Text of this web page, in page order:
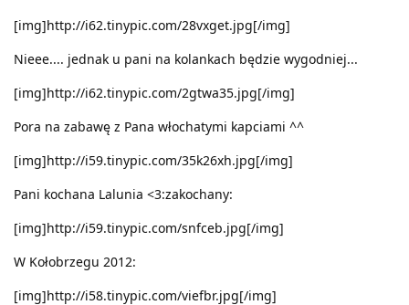
[img]http://i62.tinypic.com/28vxget.jpg[/img]
Nieee.... jednak u pani na kolankach będzie wygodniej...
[img]http://i62.tinypic.com/2gtwa35.jpg[/img]
Pora na zabawę z Pana włochatymi kapciami ^^
[img]http://i59.tinypic.com/35k26xh.jpg[/img]
Pani kochana Lalunia <3:zakochany:
[img]http://i59.tinypic.com/snfceb.jpg[/img]
W Kołobrzegu 2012:
[img]http://i58.tinypic.com/viefbr.jpg[/img]